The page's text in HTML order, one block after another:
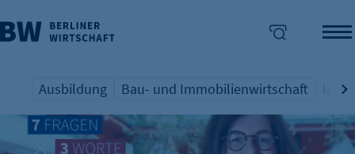
überspringen
Übersicht Schlagwort
Ausbildung
Übersicht Schlagwort
Bau- und Immobilienwirtschaft